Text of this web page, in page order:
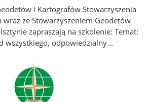
i Kartografów Stowarzyszenia
wraz ze Stowarzyszeniem Geodetów
zapraszają na szkolenie: Temat:
wszystkiego, odpowiedzialny...